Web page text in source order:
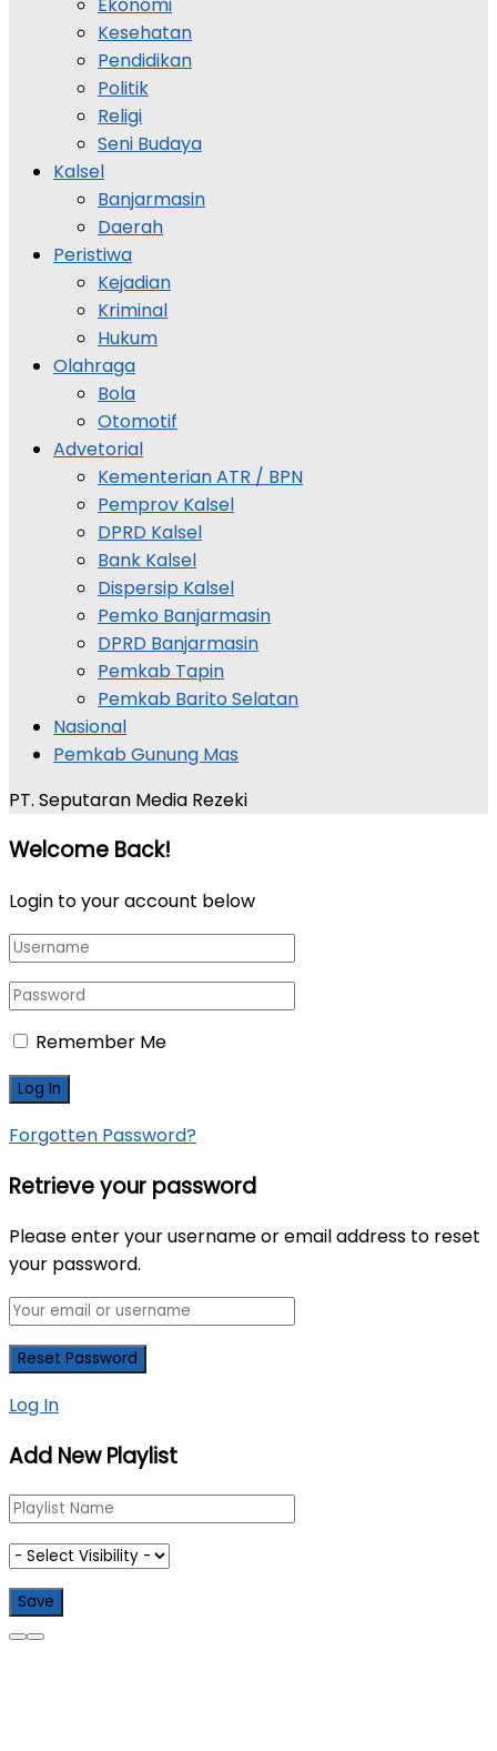
Kesehatan
Pendidikan
Politik
Religi
Seni Budaya
Kalsel
Banjarmasin
Daerah
Peristiwa
Kejadian
Kriminal
Hukum
Olahraga
Bola
Otomotif
Advetorial
Kementerian ATR / BPN
Pemprov Kalsel
DPRD Kalsel
Bank Kalsel
Dispersip Kalsel
Pemko Banjarmasin
DPRD Banjarmasin
Pemkab Tapin
Pemkab Barito Selatan
Nasional
Pemkab Gunung Mas
PT. Seputaran Media Rezeki
Welcome Back!
Login to your account below
Remember Me
Forgotten Password?
Retrieve your password
Please enter your username or email address to reset
your password.
Log In
Add New Playlist